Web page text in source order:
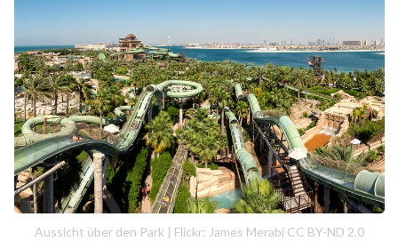
Aussicht über den Park | Flickr: James Merabi CC BY-ND 2.0